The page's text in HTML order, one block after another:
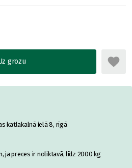
grozu
katlakalnā ielā 8, rīgā
ja preces ir noliktavā, līdz 2000 kg